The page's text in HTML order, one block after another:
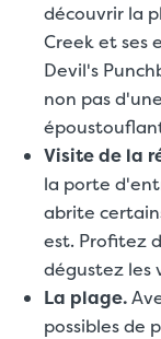
découvrir la
Creek et ses
Devil's
non pas
Visite de la
la porte
abrite
est. Profitez
dégustez les
La plage.
possibles de